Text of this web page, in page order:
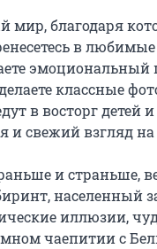
благодаря
в любимые
эмоциональный
классные
в восторг детей
и свежий взгляд
и страньше,
населенный
иллюзии,
чаепитии с